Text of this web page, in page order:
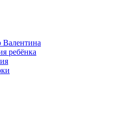
ребёнка